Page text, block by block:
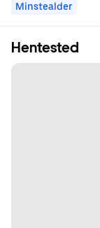
Minstealder
Hentested